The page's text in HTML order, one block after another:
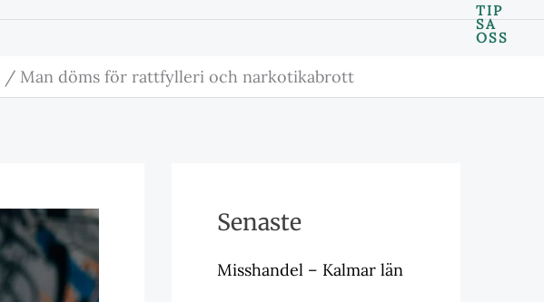
TIP
SA
OSS
Man döms för rattfylleri och narkotikabrott
Senaste
Misshandel – Kalmar län